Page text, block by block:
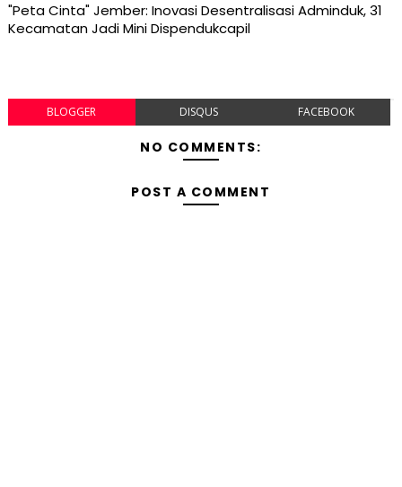
"Peta Cinta" Jember: Inovasi Desentralisasi Adminduk, 31
Kecamatan Jadi Mini Dispendukcapil
BLOGGER DISQUS FACEBOOK
NO COMMENTS:
POST A COMMENT